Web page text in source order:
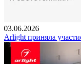
03.06.2026
Arlight приняла